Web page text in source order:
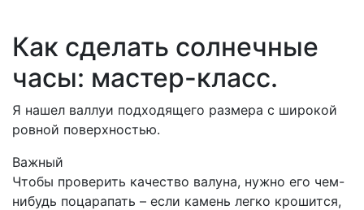
Как сделать солнечные
часы: мастер-класс.
Я нашел валлуи подходящего размера с широкой
ровной поверхностью.
Важный
Чтобы проверить качество валуна, нужно его чем-
нибудь поцарапать – если камень легко крошится,